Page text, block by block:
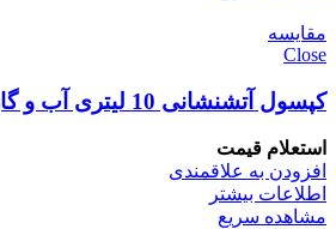
مقایسه
Close
کپسول آتشنشانی 10 لیتری آب و گاز روناک
استعلام قیمت
افزودن به علاقمندی
اطلاعات بیشتر
مشاهده سریع